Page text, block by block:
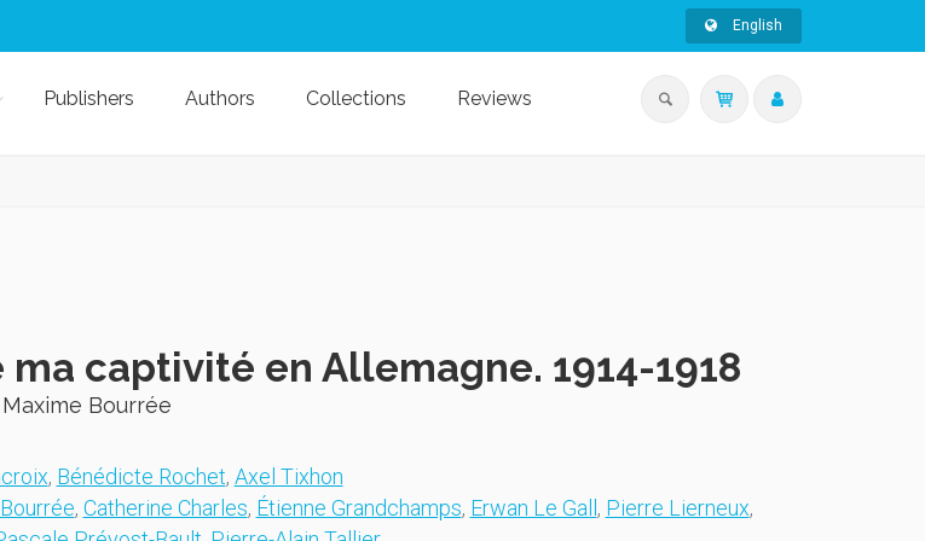
English
Publishers Authors Collections Reviews
ma captivité en Allemagne. 1914-1918
Bourrée
, Bénédicte Rochet, Axel Tixhon
, Catherine Charles, Étienne Grandchamps, Erwan Le Gall , Pierre Lierneux,